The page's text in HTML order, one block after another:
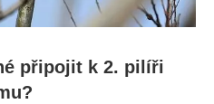
připojit k 2. pilíři